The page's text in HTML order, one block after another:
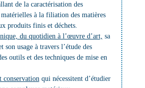
de la caractérisation des
à la filiation des matières
produits finis et déchets.
du quotidien à l’œuvre d’art, sa
son usage à travers l’étude des
outils et des techniques de mise en
conservationqui nécessitent d’étudier